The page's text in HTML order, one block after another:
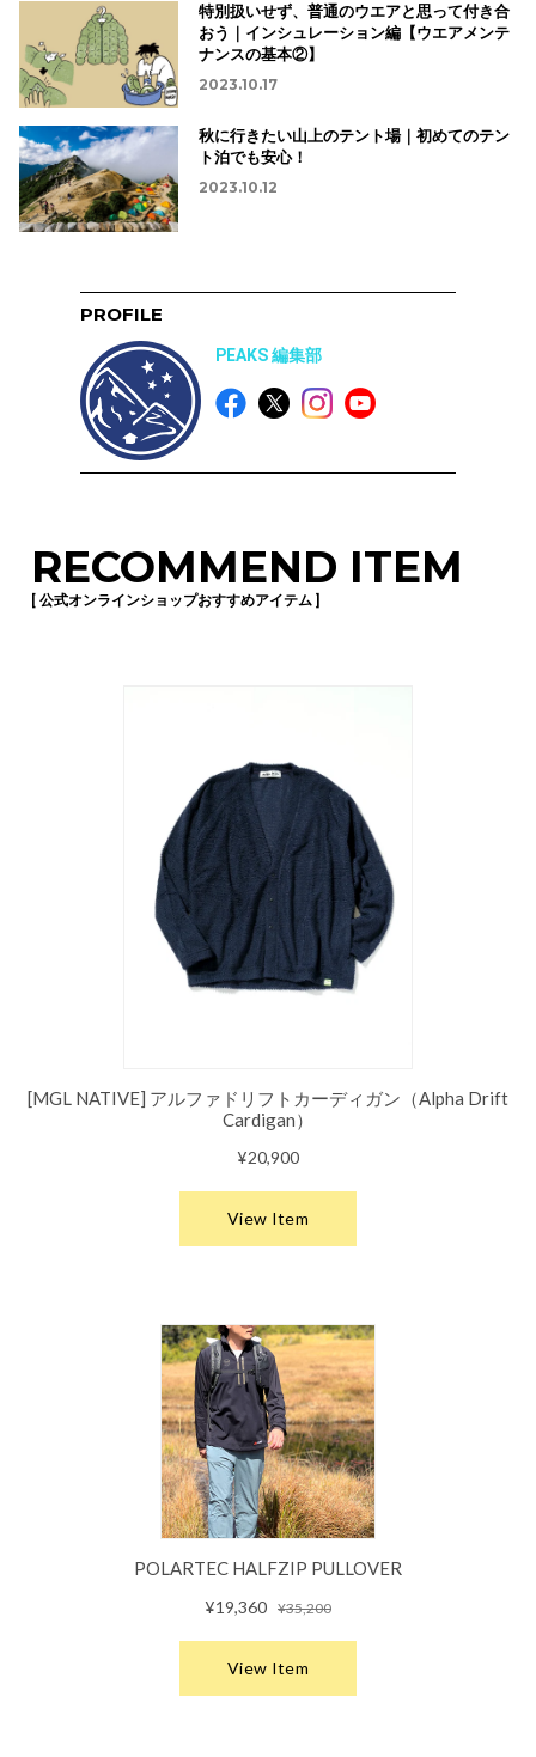
特別扱いせず、普通のウエアと思って付き合
おう｜インシュレーション編【ウエアメンテ
ナンスの基本②】
2023.10.17
秋に行きたい山上のテント場｜初めてのテン
ト泊でも安心！
2023.10.12
PROFILE
PEAKS 編集部
RECOMMEND ITEM
[ 公式オンラインショップおすすめアイテム ]